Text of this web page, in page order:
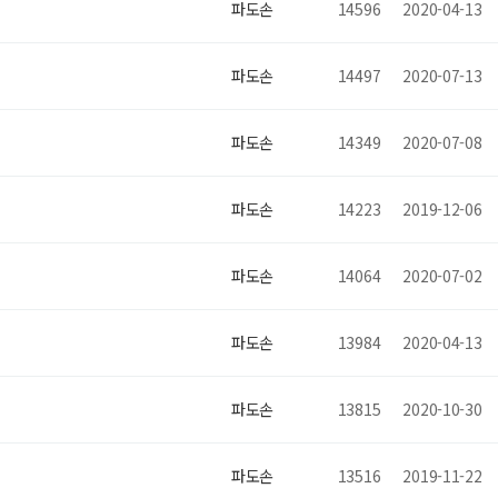
파도손 14596 2020-04-13
파도손 14497 2020-07-13
파도손 14349 2020-07-08
파도손 14223 2019-12-06
파도손 14064 2020-07-02
파도손 13984 2020-04-13
파도손 13815 2020-10-30
파도손 13516 2019-11-22